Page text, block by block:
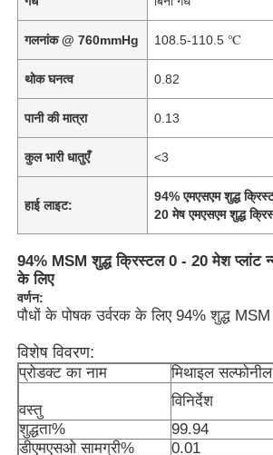
गलनांक @ 760mmHg 108.5-110.5 ℃
थोक घनत्व 0.82
पानी की मात्रा 0.13
कुल भारी धातुएँ <3
हाई लाइट:
94% एमएसएम शुद्ध
20 मेष एमएसएम शुद्ध
94% MSM शुद्ध क्रिस्टल 0 - 20 मेश प्लांट
के लिए
वर्णन:
पौधों के पोषक उर्वरक के लिए 94% शुद्ध
विशेष विवरण:
प्रोडक्ट का नाम मिथाइल
वस्तु
विनिर्देश
शुद्धता%
99.94
डीएमएसओ सामग्री%
0.01